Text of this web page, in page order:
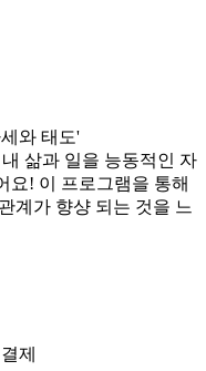
와 태도'
삶과 일을 능동적인 자
요! 이 프로그램을 통해
계가 향샹 되는 것을 느
제